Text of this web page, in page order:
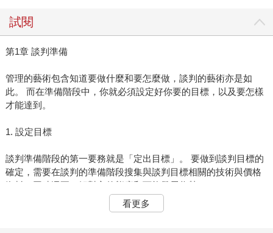
試閱
第1章 談判準備
管理的藝術包含知道要做什麼和要怎麼做，談判的藝術亦是如
此。 而在準備階段中，你就必須設定好你要的目標，以及要怎樣
才能達到。
1. 設定目標
談判準備階段的第一要務就是「定出目標」。 要做到談判目標的
確定，需要在談判的準備階段搜集與談判目標相關的技術與價格
資料，同時還要了解對方的態度和可能發展趨勢。
因此，準備階段時是否確定目標，是決定整個談判成敗的關鍵。
看更多